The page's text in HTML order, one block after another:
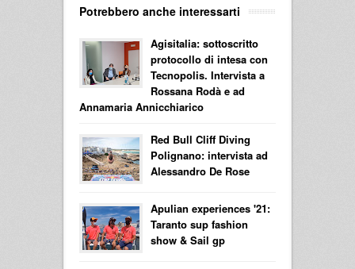
Potrebbero anche interessarti
Agisitalia: sottoscritto
protocollo di intesa con
Tecnopolis. Intervista a
Rossana Rodà e ad
Annamaria Annicchiarico
Red Bull Cliff Diving
Polignano: intervista ad
Alessandro De Rose
Apulian experiences '21:
Taranto sup fashion
show & Sail gp